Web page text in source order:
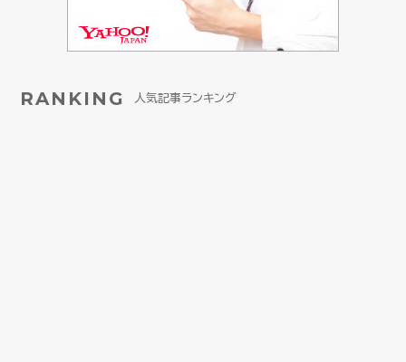
RANKING 人気記事ランキング